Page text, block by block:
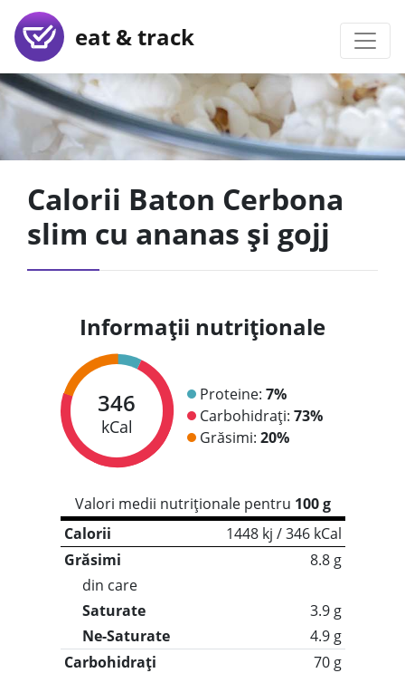
eat & track
Calorii Baton Cerbona
slim cu ananas și gojj
Informații nutriționale
346
kCal
Proteine: 7%
Carbohidrați: 73%
Grăsimi: 20%
Valori medii nutriționale pentru 100 g
Calorii
1448 kj / 346 kCal
Grăsimi
8.8 g
din care
Saturate
3.9 g
Ne-Saturate
4.9 g
Carbohidrați
70 g